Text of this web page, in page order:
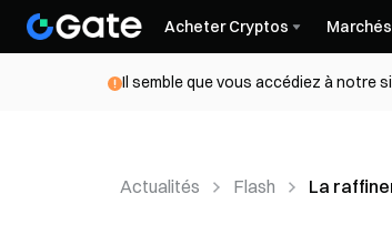
Acheter Cryptos Marchés
Il semble que vous accédiez à notre
Actualités Flash La